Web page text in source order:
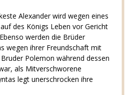
Alexander wird wegen eines
des Königs Leben vor Gericht
werden die Brüder
wegen ihrer Freundschaft mit
Polemon während dessen
als Mitverschworene
legt unerschrocken ihre